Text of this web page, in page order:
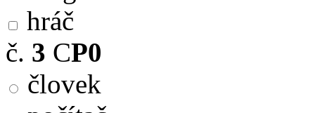
hráč
č. 3 CP0
človek